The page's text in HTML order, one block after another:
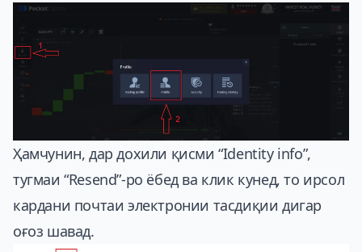
Ҳамчунин, дар дохили қисми “Identity info”,
тугмаи “Resend”-ро ёбед ва клик кунед, то ирсол
кардани почтаи электронии тасдиқии дигар
оғоз шавад.